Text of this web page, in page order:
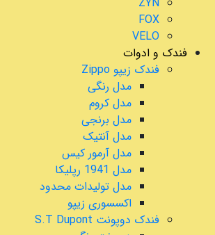
FOX
VELO
فندک و ادوات
فندک زیپو Zippo
مدل رنگی
مدل کروم
مدل برنجی
مدل آنتیک
مدل آرمور کیس
مدل 1941 رپلیکا
مدل تولیدات محدود
اکسسوری زیپو
فندک دوپونت S.T Dupont